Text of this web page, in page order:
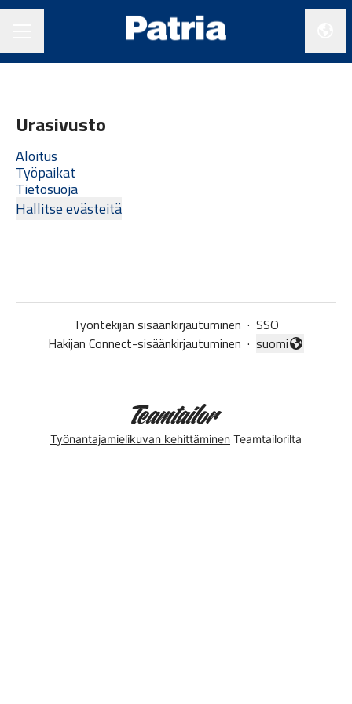
Urasivusto
Aloitus
Työpaikat
Tietosuoja
Hallitse evästeitä
Työntekijän sisäänkirjautuminen · SSO
Hakijan Connect-sisäänkirjautuminen · Vaihda kieli
suomi
Työnantajamielikuvan kehittäminen Teamtailorilta